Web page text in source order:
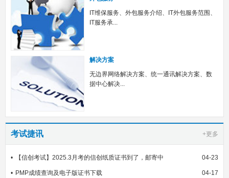
IT维保服务、外包服务介绍、IT外包服务范围、
IT服务承...
解决方案
无边界网络解决方案、统一通讯解决方案、数
据中心解决...
考试捷讯 +更多
【信创考试】2025.3月考的信创纸质证书到了，邮寄中 04-23
PMP成绩查询及电子版证书下载 04-17